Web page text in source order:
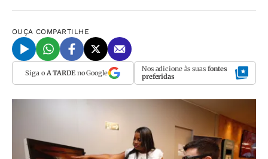
OUÇA COMPARTILHE
Siga o A TARDEno Google Nos adicione às suas fontes
preferidas